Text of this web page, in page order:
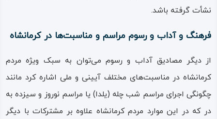
نشأت گرفته باشد.
فرهنگ و آداب و رسوم مراسم‌ و مناسبت‌ها در کرمانشاه
از دیگر مصادیق آداب و رسوم می‌توان به سبک ویژه مردم
کرمانشاه در مناسبت‌های مختلف آیینی و ملی اشاره كرد مانند
چگونگی اجرای مراسم شب چله (یلدا) یا مراسم نوروز و سیزده‌ به‌
در که در این موارد مردم کرمانشاه علاوه ‌بر مشترکات با دیگر